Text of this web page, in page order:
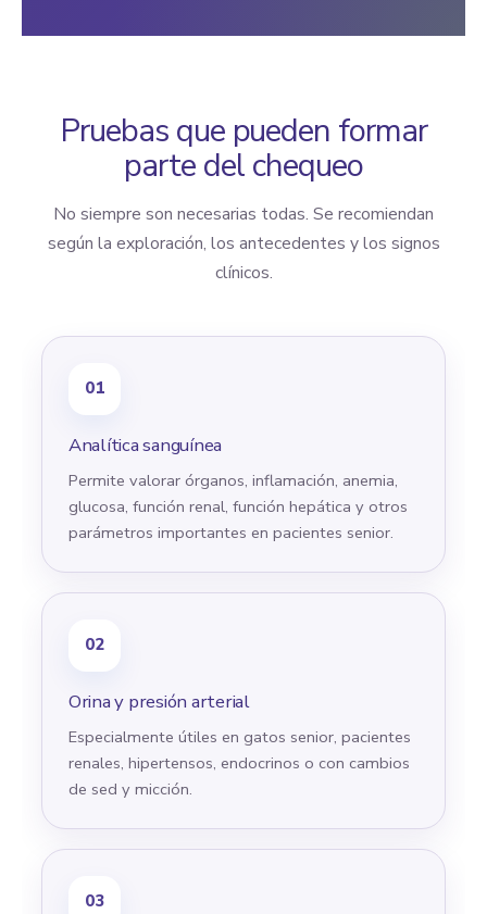
Pruebas que pueden formar
parte del chequeo
No siempre son necesarias todas. Se recomiendan
según la exploración, los antecedentes y los signos
clínicos.
01
Analítica sanguínea
Permite valorar órganos, inflamación, anemia,
glucosa, función renal, función hepática y otros
parámetros importantes en pacientes senior.
02
Orina y presión arterial
Especialmente útiles en gatos senior, pacientes
renales, hipertensos, endocrinos o con cambios
de sed y micción.
03